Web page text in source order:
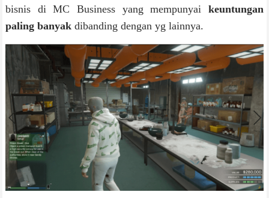
bisnis di MC Business yang mempunyai keuntungan
paling banyak dibanding dengan yg lainnya.